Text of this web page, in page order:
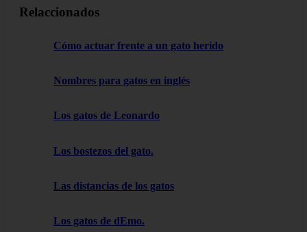
Relaccionados
Cómo actuar frente a un gato herido
Nombres para gatos en inglés
Los gatos de Leonardo
Los bostezos del gato.
Las distancias de los gatos
Los gatos de dEmo.